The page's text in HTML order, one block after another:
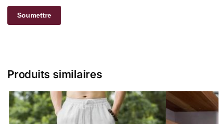
Produits similaires